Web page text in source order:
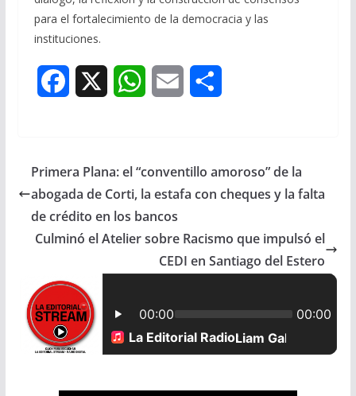
para el fortalecimiento de la democracia y las
instituciones.
e
b
o
k
W
t
A
p
i
r
Primera Plana: el “conventillo amoroso” de la
abogada de Corti, la estafa con cheques y la falta
de crédito en los bancos
Culminó el Atelier sobre Racismo que impulsó el
CEDI en Santiago del Estero